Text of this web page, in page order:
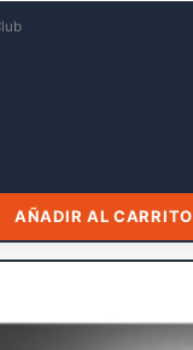
AÑADIR AL CARRITO